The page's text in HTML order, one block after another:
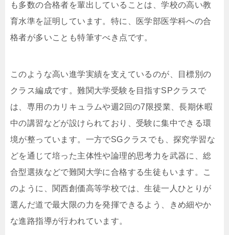
も多数の合格者を輩出していることは、学校の高い教
育水準を証明しています。特に、医学部医学科への合
格者が多いことも特筆すべき点です。
このような高い進学実績を支えているのが、目標別の
クラス編成です。難関大学受験を目指すSPクラスで
は、専用のカリキュラムや週2回の7限授業、長期休暇
中の講習などが設けられており、受験に集中できる環
境が整っています。一方でSGクラスでも、探究学習な
どを通じて培った主体性や論理的思考力を武器に、総
合型選抜などで難関大学に合格する生徒もいます。こ
のように、関西創価高等学校では、生徒一人ひとりが
選んだ道で最大限の力を発揮できるよう、きめ細やか
な進路指導が行われています。